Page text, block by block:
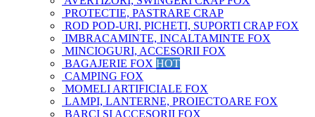
PROTECTIE, PASTRARE CRAP
ROD POD-URI, PICHETI, SUPORTI CRAP FOX
IMBRACAMINTE, INCALTAMINTE FOX
MINCIOGURI, ACCESORII FOX
BAGAJERIE FOX HOT
CAMPING FOX
MOMELI ARTIFICIALE FOX
LAMPI, LANTERNE, PROIECTOARE FOX
BARCI SI ACCESORII FOX